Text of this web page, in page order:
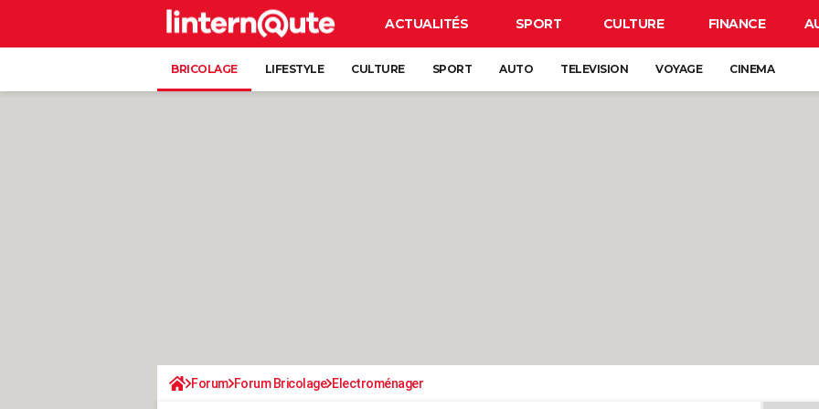
ACTUALITÉS SPORT CULTURE FINANCE
BRICOLAGE LIFESTYLE CULTURE SPORT AUTO TELEVISION VOYAGE CINEMA
Forum Forum Bricolage Electroménager